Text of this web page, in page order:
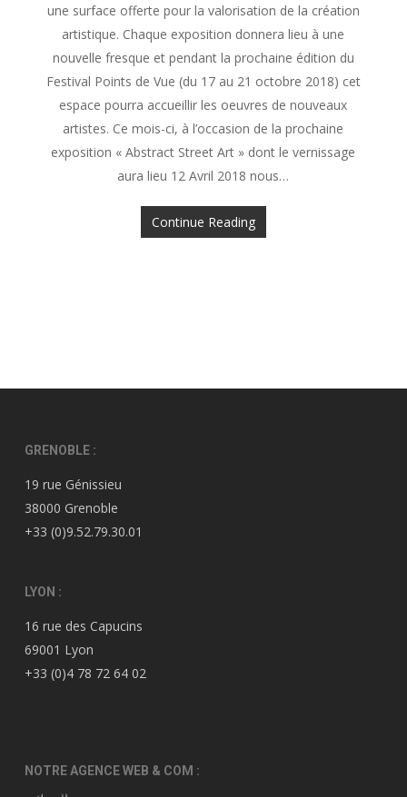
une surface offerte pour la valorisation de la création
artistique. Chaque exposition donnera lieu à une
nouvelle fresque et pendant la prochaine édition du
Festival Points de Vue (du 17 au 21 octobre 2018) cet
espace pourra accueillir les oeuvres de nouveaux
artistes. Ce mois-ci, à l’occasion de la prochaine
exposition « Abstract Street Art » dont le vernissage
aura lieu 12 Avril 2018 nous…
Continue Reading
GRENOBLE :
19 rue Génissieu
38000 Grenoble
+33 (0)9.52.79.30.01
LYON :
16 rue des Capucins
69001 Lyon
+33 (0)4 78 72 64 02
NOTRE AGENCE WEB & COM :